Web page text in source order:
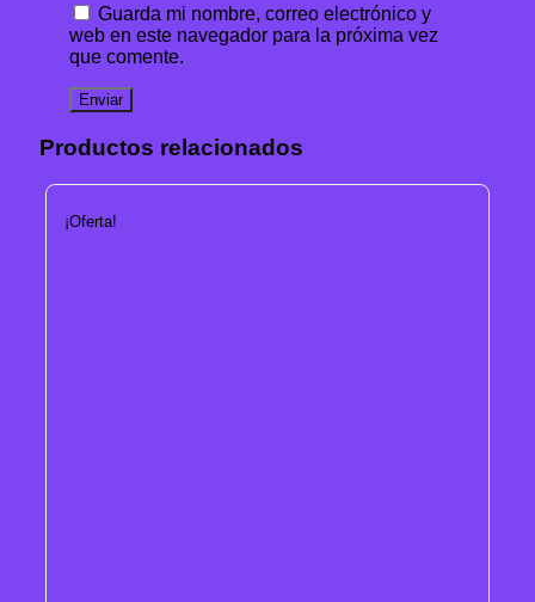
Guarda mi nombre, correo electrónico y
web en este navegador para la próxima vez
que comente.
Productos relacionados
¡Oferta!